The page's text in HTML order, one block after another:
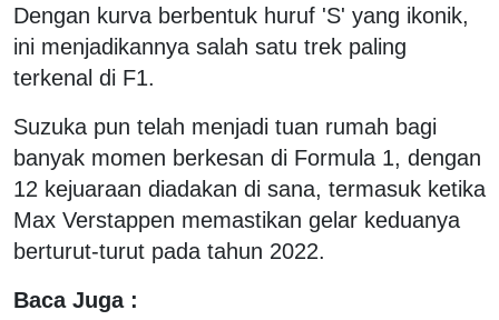
Dengan kurva berbentuk huruf 'S' yang ikonik,
ini menjadikannya salah satu trek paling
terkenal di F1.
Suzuka pun telah menjadi tuan rumah bagi
banyak momen berkesan di Formula 1, dengan
12 kejuaraan diadakan di sana, termasuk ketika
Max Verstappen memastikan gelar keduanya
berturut-turut pada tahun 2022.
Baca Juga :